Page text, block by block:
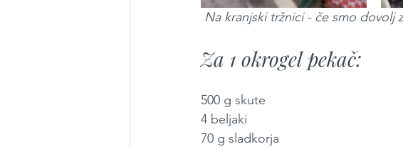
Na kranjski tržnici - če smo
Za 1 okrogel pekač:
500 g skute
4 beljaki
70 g sladkorja